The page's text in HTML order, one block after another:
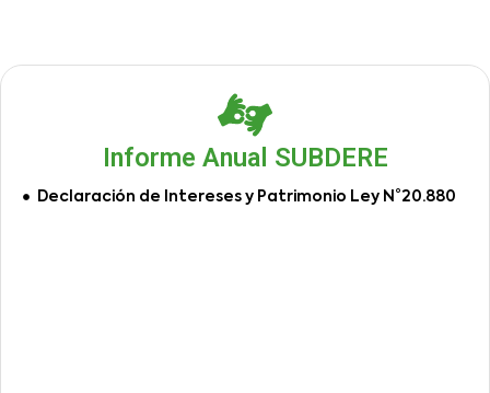
Informe Anual SUBDERE
Declaración de Intereses y Patrimonio Ley N°20.880